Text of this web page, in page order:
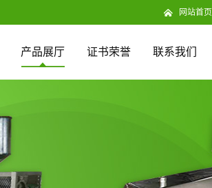
网站首页
产品展厅 证书荣誉 联系我们